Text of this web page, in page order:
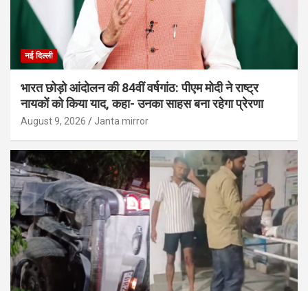
नई दिल्ली
भारत छोड़ो आंदोलन की 84वीं वर्षगांठ: पीएम मोदी ने राष्ट्र
नायकों को किया याद, कहा- उनका साहस बना रहेगा प्रेरणा
August 9, 2026 Janta mirror